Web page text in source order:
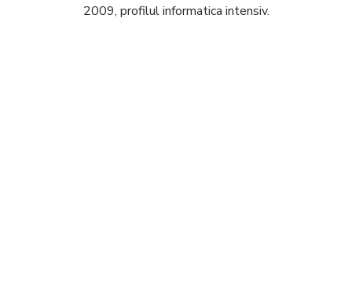
2009, profilul informatica intensiv.